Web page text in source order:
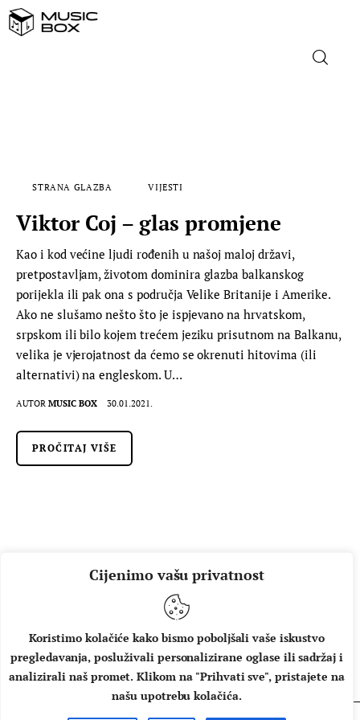
Cijenimo vašu privatnost
Koristimo kolačiće kako bismo poboljšali vaše iskustvo
pregledavanja, posluživali personalizirane oglase ili sadržaj i
analizirali naš promet. Klikom na "Prihvati sve", pristajete na
našu upotrebu kolačića.
MUSIC BOX
STRANA GLAZBA VIJESTI
Viktor Coj – glas promjene
Kao i kod većine ljudi rođenih u našoj maloj državi,
pretpostavljam, životom dominira glazba balkanskog
porijekla ili pak ona s područja Velike Britanije i Amerike.
Ako ne slušamo nešto što je ispjevano na hrvatskom,
srpskom ili bilo kojem trećem jeziku prisutnom na Balkanu,
velika je vjerojatnost da ćemo se okrenuti hitovima (ili
alternativi) na engleskom. U…
AUTOR MUSIC BOX 30.01.2021.
PROČITAJ VIŠE
O NAMA IMPRESSUM UVJETI KORIŠTENJA